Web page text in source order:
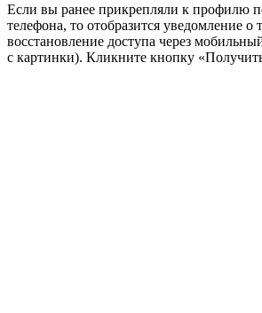
Если вы ранее прикрепляли к профилю
телефона, то отобразится уведомление
восстановление доступа через
с картинки). Кликните кнопку